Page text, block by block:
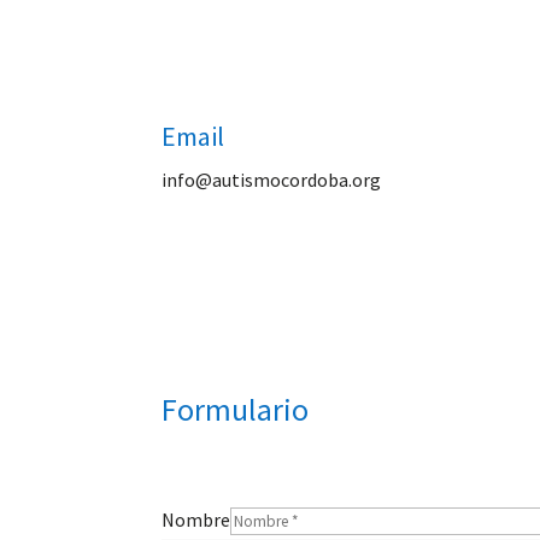
Email
info@autismocordoba.org
Formulario
Nombre